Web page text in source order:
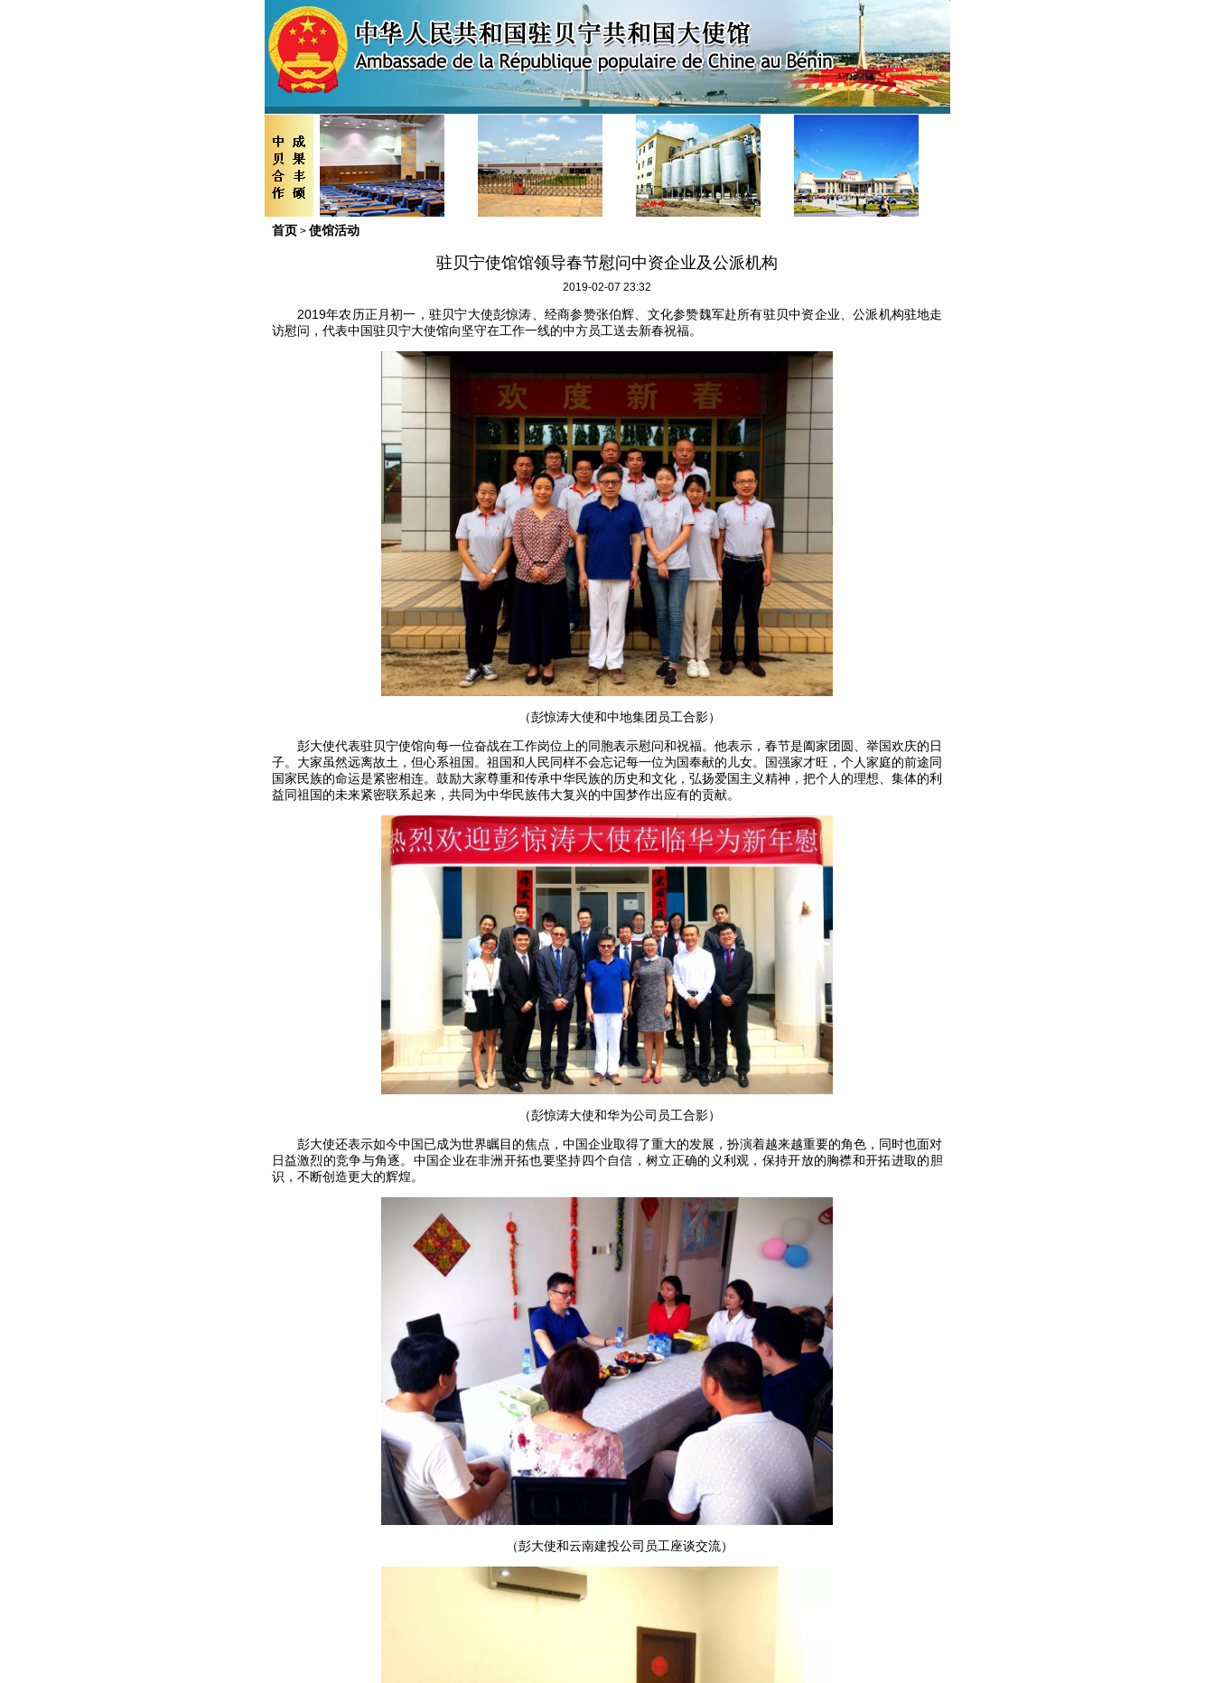
首页 > 使馆活动
驻贝宁使馆馆领导春节慰问中资企业及公派机构
2019-02-07 23:32
2019年农历正月初一，驻贝宁大使彭惊涛、经商参赞张伯辉、文化参赞魏军赴所有驻贝中资企业、公派机构驻地走
访慰问，代表中国驻贝宁大使馆向坚守在工作一线的中方员工送去新春祝福。
（彭惊涛大使和中地集团员工合影）
彭大使代表驻贝宁使馆向每一位奋战在工作岗位上的同胞表示慰问和祝福。他表示，春节是阖家团圆、举国欢庆的日
子。大家虽然远离故土，但心系祖国。祖国和人民同样不会忘记每一位为国奉献的儿女。国强家才旺，个人家庭的前途同
国家民族的命运是紧密相连。鼓励大家尊重和传承中华民族的历史和文化，弘扬爱国主义精神，把个人的理想、集体的利
益同祖国的未来紧密联系起来，共同为中华民族伟大复兴的中国梦作出应有的贡献。
（彭惊涛大使和华为公司员工合影）
彭大使还表示如今中国已成为世界瞩目的焦点，中国企业取得了重大的发展，扮演着越来越重要的角色，同时也面对
日益激烈的竞争与角逐。中国企业在非洲开拓也要坚持四个自信，树立正确的义利观，保持开放的胸襟和开拓进取的胆
识，不断创造更大的辉煌。
（彭大使和云南建投公司员工座谈交流）